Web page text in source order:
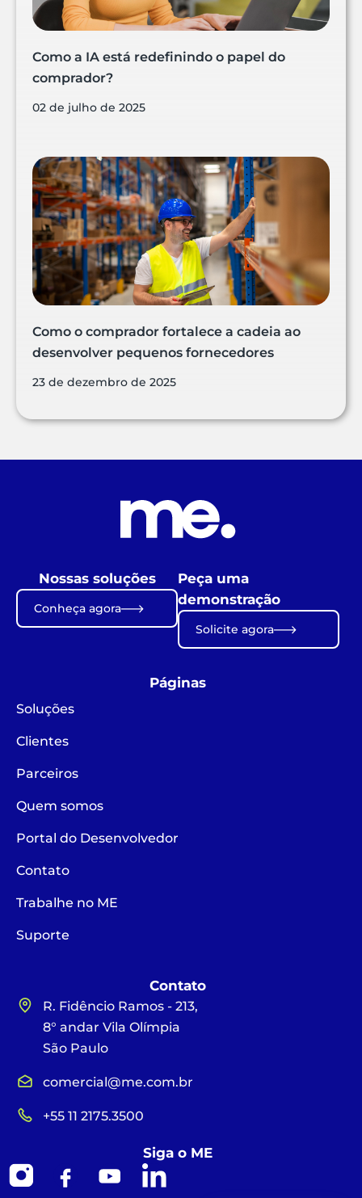
Como a IA está redefinindo o papel do
comprador?
02 de julho de 2025
Como o comprador fortalece a cadeia ao
desenvolver pequenos fornecedores
23 de dezembro de 2025
Nossas soluções
Conheça agora
Peça uma
demonstração
Solicite agora
Páginas
Soluções
Clientes
Parceiros
Quem somos
Portal do Desenvolvedor
Contato
Trabalhe no ME
Suporte
Contato
R. Fidêncio Ramos - 213,
8° andar Vila Olímpia
São Paulo
comercial@me.com.br
+55 11 2175.3500
Siga o ME